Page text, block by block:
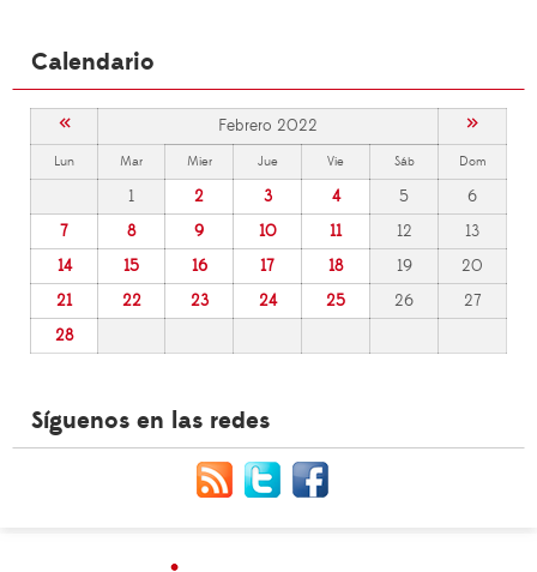
Calendario
« Febrero 2022 »
Lun Mar Mier Jue Vie Sáb Dom
1 2 3 4 5
6
7
8 9 10 11 12
13
14
15 16 17 18 19
20
21
22 23 24 25 26
27
28
Síguenos en las redes